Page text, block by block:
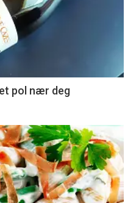
pol nær deg